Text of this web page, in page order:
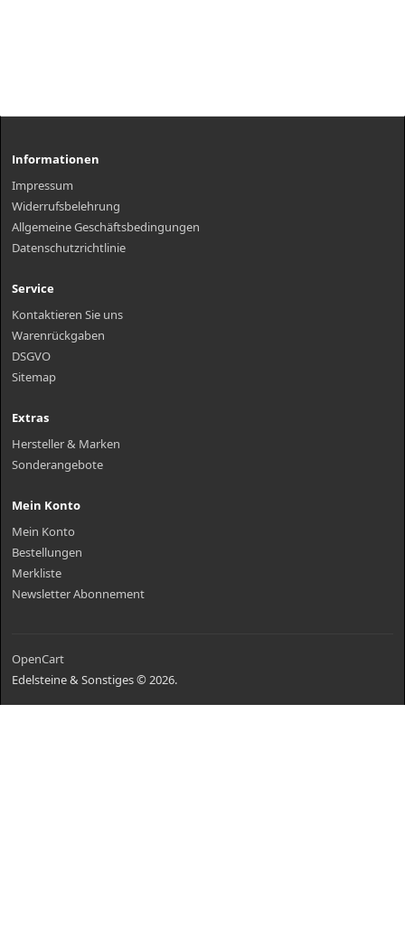
Informationen
Impressum
Widerrufsbelehrung
Allgemeine Geschäftsbedingungen
Datenschutzrichtlinie
Service
Kontaktieren Sie uns
Warenrückgaben
DSGVO
Sitemap
Extras
Hersteller & Marken
Sonderangebote
Mein Konto
Mein Konto
Bestellungen
Merkliste
Newsletter Abonnement
OpenCart
Edelsteine & Sonstiges © 2026.